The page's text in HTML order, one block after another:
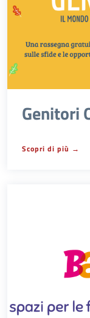
Genitori
Scopri di più